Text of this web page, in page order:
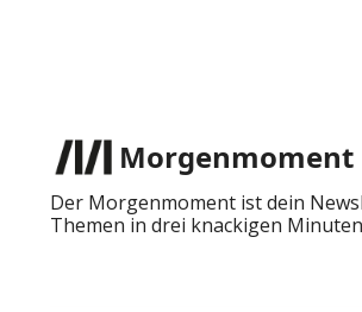
Morgenmoment
Der Morgenmoment ist dein
Themen in drei knackigen